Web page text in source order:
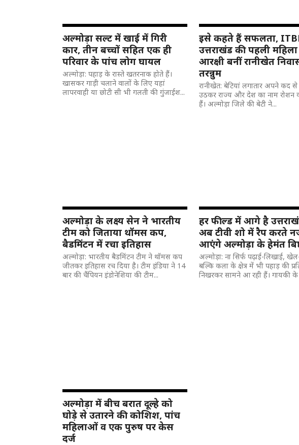
अल्मोड़ा सल्ट में खाई में गिरी
कार, तीन बच्चों सहित एक ही
परिवार के पांच लोग घायल
अल्मोड़ा: पहाड़ के रास्ते खतरनाक होते हैं।
खासकर गाड़ी चलाने वालों के लिए यहां
लापरवाही या छोटी सी भी गलती की गुंजाईश...
इसे कहते हैं सफलता,
उत्तराखंड की पहली महिला
आरक्षी बनीं रानीखेत
तरन्नुम
रानीखेत: बेटियां लगातार अपने कद
उठकर राज्य और देश का नाम रोशन
हैं। अल्मोड़ा जिले की बेटी ने...
अल्मोड़ा के लक्ष्य सेन ने भारतीय
टीम को जिताया थॉमस कप,
बैडमिंटन में रचा इतिहास
अल्मोड़ा: भारतीय बैडमिंटन टीम ने थॉमस कप
जीतकर इतिहास रच दिया है। टीम इंडिया ने 14
बार की चैंपियन इंडोनेशिया की टीम...
हर फील्ड में आगे है
अब टीवी शो में रैप करते
आएंगे अल्मोड़ा के हेमंत
अल्मोड़ा: ना सिर्फ पढ़ाई-लिखाई,
बल्कि कला के क्षेत्र में भी पहाड़ की
निखरकर सामने आ रही हैं। गायकी के
अल्मोड़ा में बीच बरात दूल्हे को
घोड़े से उतारने की कोशिश, पांच
महिलाओं व एक पुरुष पर केस
दर्ज